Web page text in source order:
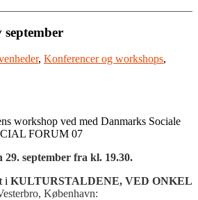
september
, Konferencer og workshops,
workshop ved med Danmarks Sociale
FORUM 07
29. september fra kl. 19.30.
i KULTURSTALDENE, VED ONKEL
København: